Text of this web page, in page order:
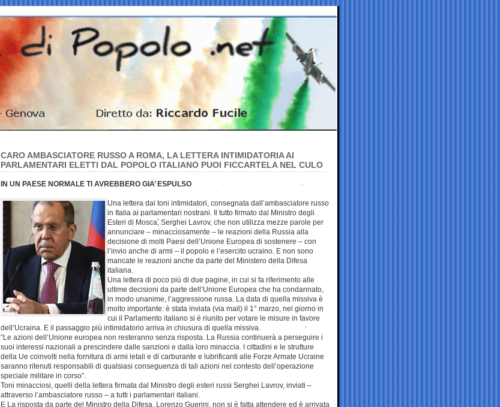
CARO AMBASCIATORE RUSSO A ROMA, LA LETTERA INTIMIDATORIA AI
PARLAMENTARI ELETTI DAL POPOLO ITALIANO PUOI FICCARTELA NEL CULO
IN UN PAESE NORMALE TI AVREBBERO GIA’ ESPULSO
Una lettera dai toni intimidatori, consegnata dall’ambasciatore russo
in Italia ai parlamentari nostrani. Il tutto firmato dal Ministro degli
Esteri di Mosca, Serghei Lavrov, che non utilizza mezze parole per
annunciare – minacciosamente – le reazioni della Russia alla
decisione di molti Paesi dell’Unione Europea di sostenere – con
l’invio anche di armi – il popolo e l’esercito ucraino. E non sono
mancate le reazioni anche da parte del Ministero della Difesa
italiana.
Una lettera di poco più di due pagine, in cui si fa riferimento alle
ultime decisioni da parte dell’Unione Europea che ha condannato,
in modo unanime, l’aggressione russa. La data di quella missiva è
molto importante: è stata inviata (via mail) il 1° marzo, nel giorno in
cui il Parlamento italiano si è riunito per votare le misure in favore
dell’Ucraina. E il passaggio più intimidatorio arriva in chiusura di quella missiva.
“Le azioni dell’Unione europea non resteranno senza risposta. La Russia continuerà a perseguire i
suoi interessi nazionali a prescindere dalle sanzioni e dalla loro minaccia. I cittadini e le strutture
della Ue coinvolti nella fornitura di armi letali e di carburante e lubrificanti alle Forze Armate Ucraine
saranno ritenuti responsabili di qualsiasi conseguenza di tali azioni nel contesto dell’operazione
speciale militare in corso”.
Toni minacciosi, quelli della lettera firmata dal Ministro degli esteri russi Serghei Lavrov, inviati –
attraverso l’ambasciatore russo – a tutti i parlamentari italiani.
E La risposta da parte del Ministro della Difesa, Lorenzo Guerini, non si è fatta attendere ed è arrivata